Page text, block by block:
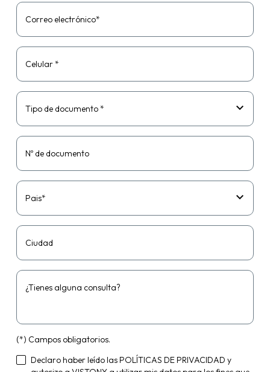
Correo electrónico*
Celular *
Tipo de documento *
Nº de documento
Pais*
Ciudad
¿Tienes alguna consulta?
(*) Campos obligatorios.
Declaro haber leído lasPOLÍTICAS DE PRIVACIDAD y